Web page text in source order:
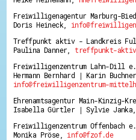
Freiwilligenagentur Marburg-
Doris Heineck,
Treffpunkt aktiv - Landkreis
Paulina Danner,treffpunkt-
Freiwilligenzentrum Lahn-Dill
Hermann Bernhard | Karin
info@freiwilligenzentrum-
Ehrenamtsagentur Main-Kinzig-
Isabella Gürtler | Sylvie
Freiwilligenzentrum Offenbach
Monika Pröse, info@fzof.de